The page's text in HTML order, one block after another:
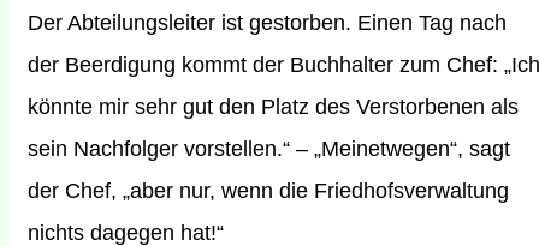
Der Abteilungsleiter ist gestorben. Einen Tag nach
der Beerdigung kommt der Buchhalter zum Chef: „Ich
könnte mir sehr gut den Platz des Verstorbenen als
sein Nachfolger vorstellen.“ – „Meinetwegen“, sagt
der Chef, „aber nur, wenn die Friedhofsverwaltung
nichts dagegen hat!“